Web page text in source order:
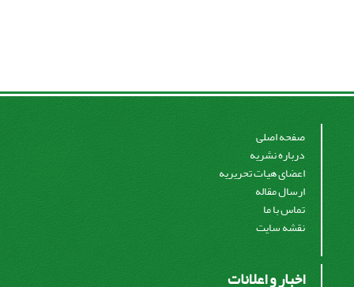
صفحه اصلی
درباره نشریه
اعضای هیات تحریریه
ارسال مقاله
تماس با ما
نقشه سایت
اخبار و اعلانات